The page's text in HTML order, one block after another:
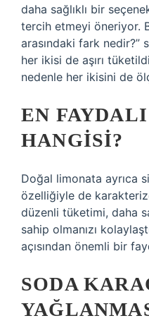
daha sağlıklı bir
tercih etmeyi öneriyor.
arasındaki fark nedir?”
her ikisi de aşırı
nedenle her ikisini de
EN
HANGISI?
Doğal limonata ayrıca
özelliğiyle de
düzenli tüketimi, daha
sahip olmanızı
açısından önemli bir
SODA